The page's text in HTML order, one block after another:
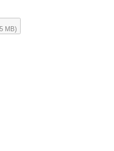
MB)